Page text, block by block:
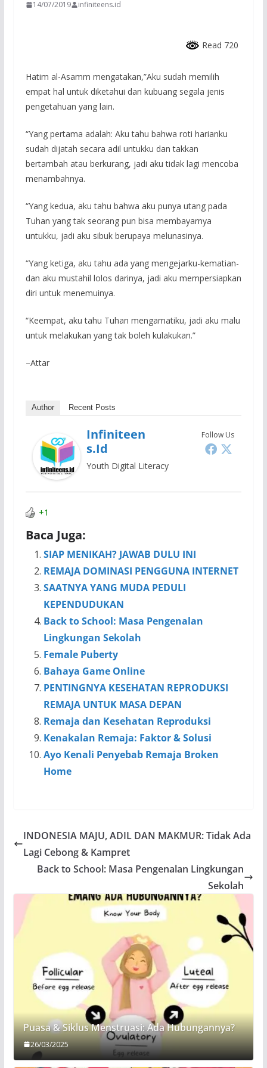
14/07/2019 infiniteens.id
Read 720
Hatim al-Asamm mengatakan,”Aku sudah memilih
empat hal untuk diketahui dan kubuang segala jenis
pengetahuan yang lain.
“Yang pertama adalah: Aku tahu bahwa roti harianku
sudah dijatah secara adil untukku dan takkan
bertambah atau berkurang, jadi aku tidak lagi mencoba
menambahnya.
“Yang kedua, aku tahu bahwa aku punya utang pada
Tuhan yang tak seorang pun bisa membayarnya
untukku, jadi aku sibuk berupaya melunasinya.
“Yang ketiga, aku tahu ada yang mengejarku-kematian-
dan aku mustahil lolos darinya, jadi aku mempersiapkan
diri untuk menemuinya.
“Keempat, aku tahu Tuhan mengamatiku, jadi aku malu
untuk melakukan yang tak boleh kulakukan.”
–Attar
Author Recent Posts
Follow Us
Infiniteen
S.id
Youth Digital Literacy
+1
Baca Juga:
SIAP MENIKAH? JAWAB DULU INI
REMAJA DOMINASI PENGGUNA INTERNET
SAATNYA YANG MUDA PEDULI
KEPENDUDUKAN
Back to School: Masa Pengenalan
Lingkungan Sekolah
Female Puberty
Bahaya Game Online
PENTINGNYA KESEHATAN REPRODUKSI
REMAJA UNTUK MASA DEPAN
Remaja dan Kesehatan Reproduksi
Kenakalan Remaja: Faktor & Solusi
Ayo Kenali Penyebab Remaja Broken
Home
INDONESIA MAJU, ADIL DAN MAKMUR: Tidak Ada
Lagi Cebong & Kampret
Back to School: Masa Pengenalan Lingkungan
Sekolah
Puasa & Siklus Menstruasi: Ada Hubungannya?
26/03/2025